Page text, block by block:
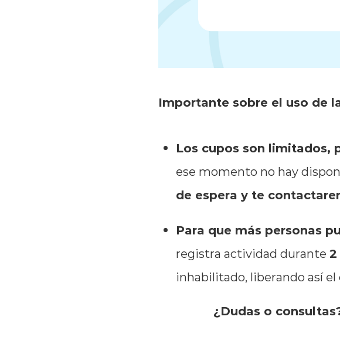
Importante sobre el uso de
Los cupos son limitados,
ese momento no hay
de espera y te
Para que más personas
registra actividad durante 2
inhabilitado, liberando así
¿Dudas o